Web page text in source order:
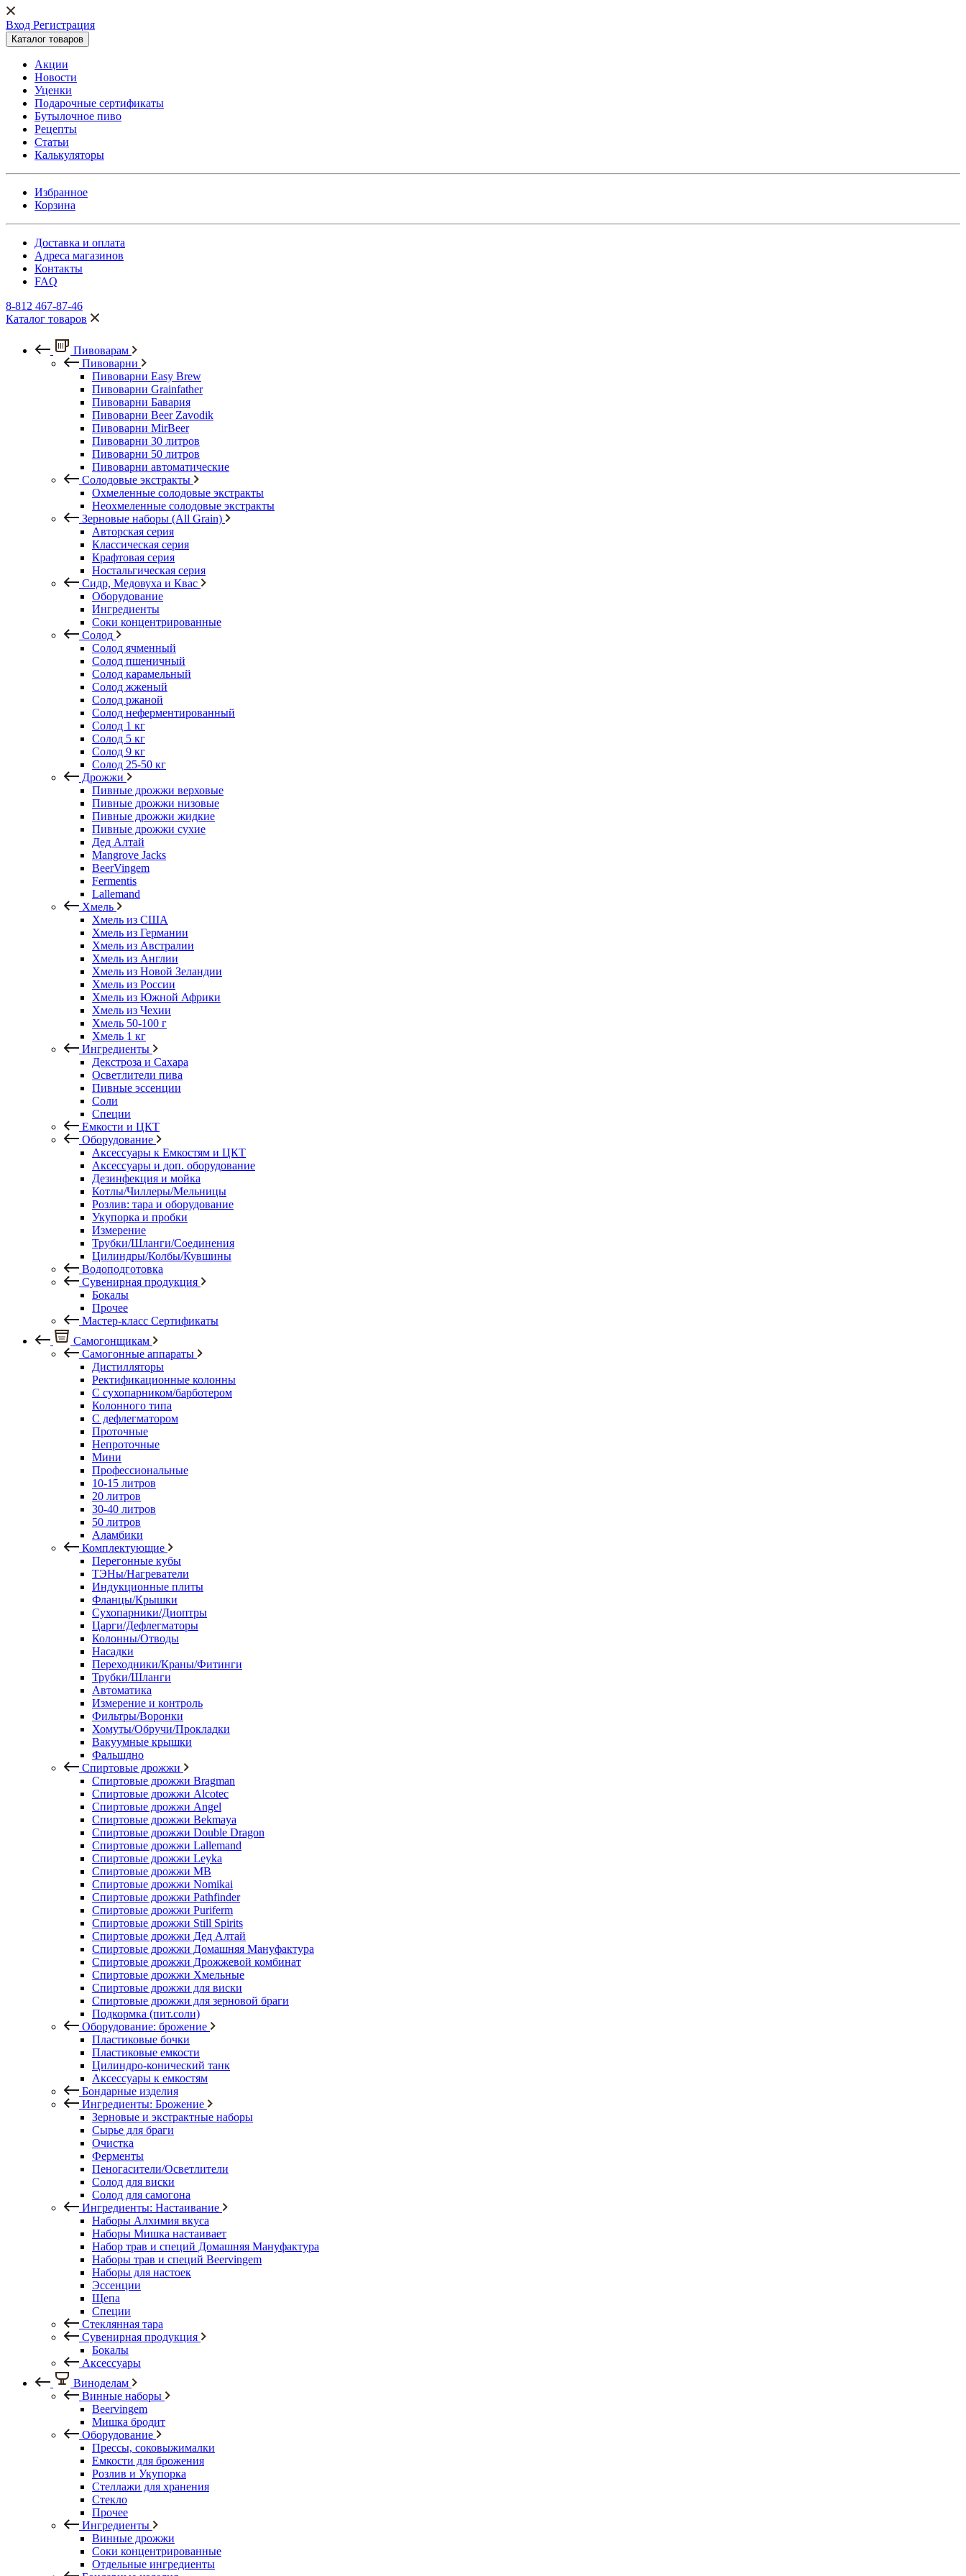
Вход Регистрация
Каталог товаров
Акции
Новости
Уценки
Подарочные сертификаты
Бутылочное пиво
Рецепты
Статьи
Калькуляторы
Избранное
Корзина
Доставка и оплата
Адреса магазинов
Контакты
FAQ
8-812 467-87-46
Каталог товаров
Пивоварам
Пивоварни
Пивоварни Easy Brew
Пивоварни Grainfather
Пивоварни Бавария
Пивоварни Beer Zavodik
Пивоварни MirBeer
Пивоварни 30 литров
Пивоварни 50 литров
Пивоварни автоматические
Солодовые экстракты
Охмеленные солодовые экстракты
Неохмеленные солодовые экстракты
Зерновые наборы (All Grain)
Авторская серия
Классическая серия
Крафтовая серия
Ностальгическая серия
Сидр, Медовуха и Квас
Оборудование
Ингредиенты
Соки концентрированные
Солод
Солод ячменный
Солод пшеничный
Солод карамельный
Солод жженый
Солод ржаной
Солод неферментированный
Солод 1 кг
Солод 5 кг
Солод 9 кг
Солод 25-50 кг
Дрожжи
Пивные дрожжи верховые
Пивные дрожжи низовые
Пивные дрожжи жидкие
Пивные дрожжи сухие
Дед Алтай
Mangrove Jacks
BeerVingem
Fermentis
Lallemand
Хмель
Хмель из США
Хмель из Германии
Хмель из Австралии
Хмель из Англии
Хмель из Новой Зеландии
Хмель из России
Хмель из Южной Африки
Хмель из Чехии
Хмель 50-100 г
Хмель 1 кг
Ингредиенты
Декстроза и Сахара
Осветлители пива
Пивные эссенции
Соли
Специи
Емкости и ЦКТ
Оборудование
Аксессуары к Емкостям и ЦКТ
Аксессуары и доп. оборудование
Дезинфекция и мойка
Котлы/Чиллеры/Мельницы
Розлив: тара и оборудование
Укупорка и пробки
Измерение
Трубки/Шланги/Соединения
Цилиндры/Колбы/Кувшины
Водоподготовка
Сувенирная продукция
Бокалы
Прочее
Мастер-класс Сертификаты
Самогонщикам
Самогонные аппараты
Дистилляторы
Ректификационные колонны
С сухопарником/барботером
Колонного типа
С дефлегматором
Проточные
Непроточные
Мини
Профессиональные
10-15 литров
20 литров
30-40 литров
50 литров
Аламбики
Комплектующие
Перегонные кубы
ТЭНы/Нагреватели
Индукционные плиты
Фланцы/Крышки
Сухопарники/Диоптры
Царги/Дефлегматоры
Колонны/Отводы
Насадки
Переходники/Краны/Фитинги
Трубки/Шланги
Автоматика
Измерение и контроль
Фильтры/Воронки
Хомуты/Обручи/Прокладки
Вакуумные крышки
Фальшдно
Спиртовые дрожжи
Спиртовые дрожжи Bragman
Спиртовые дрожжи Alcotec
Спиртовые дрожжи Angel
Спиртовые дрожжи Bekmaya
Спиртовые дрожжи Double Dragon
Спиртовые дрожжи Lallemand
Спиртовые дрожжи Leyka
Спиртовые дрожжи MB
Спиртовые дрожжи Nomikai
Спиртовые дрожжи Pathfinder
Спиртовые дрожжи Puriferm
Спиртовые дрожжи Still Spirits
Спиртовые дрожжи Дед Алтай
Спиртовые дрожжи Домашняя Мануфактура
Спиртовые дрожжи Дрожжевой комбинат
Спиртовые дрожжи Хмельные
Спиртовые дрожжи для виски
Спиртовые дрожжи для зерновой браги
Подкормка (пит.соли)
Оборудование: брожение
Пластиковые бочки
Пластиковые емкости
Цилиндро-конический танк
Аксессуары к емкостям
Бондарные изделия
Ингредиенты: Брожение
Зерновые и экстрактные наборы
Сырье для браги
Очистка
Ферменты
Пеногасители/Осветлители
Солод для виски
Солод для самогона
Ингредиенты: Настаивание
Наборы Алхимия вкуса
Наборы Мишка настаивает
Набор трав и специй Домашняя Мануфактура
Наборы трав и специй Beervingem
Наборы для настоек
Эссенции
Щепа
Специи
Стеклянная тара
Сувенирная продукция
Бокалы
Аксессуары
Виноделам
Винные наборы
Beervingem
Мишка бродит
Оборудование
Прессы, соковыжималки
Емкости для брожения
Розлив и Укупорка
Стеллажи для хранения
Стекло
Прочее
Ингредиенты
Винные дрожжи
Соки концентрированные
Отдельные ингредиенты